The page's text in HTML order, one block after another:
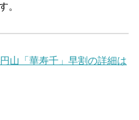
。
山「華寿千」早割の詳細は